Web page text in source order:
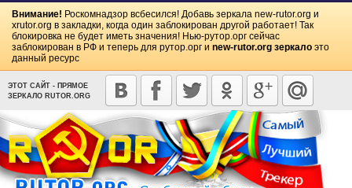
Внимание! Роскомнадзор всбесился! Добавь зеркала new-rutor.org и
xrutor.org в закладки, когда один заблокирован другой работает! Так
блокировка не будет иметь значения! Нью-рутор.орг сейчас
заблокирован в РФ и теперь для рутор.орг и new-rutor.org зеркало это
данный ресурс
ЭТОТ САЙТ - ПРЯМОЕ
ЗЕРКАЛО RUTOR.ORG